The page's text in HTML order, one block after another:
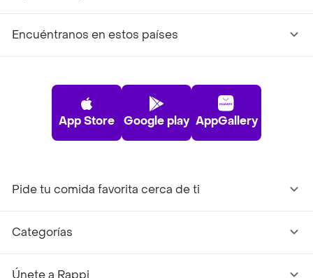
Encuéntranos en estos países
App Store Google play AppGallery
Pide tu comida favorita cerca de ti
Categorías
Únete a Rappi